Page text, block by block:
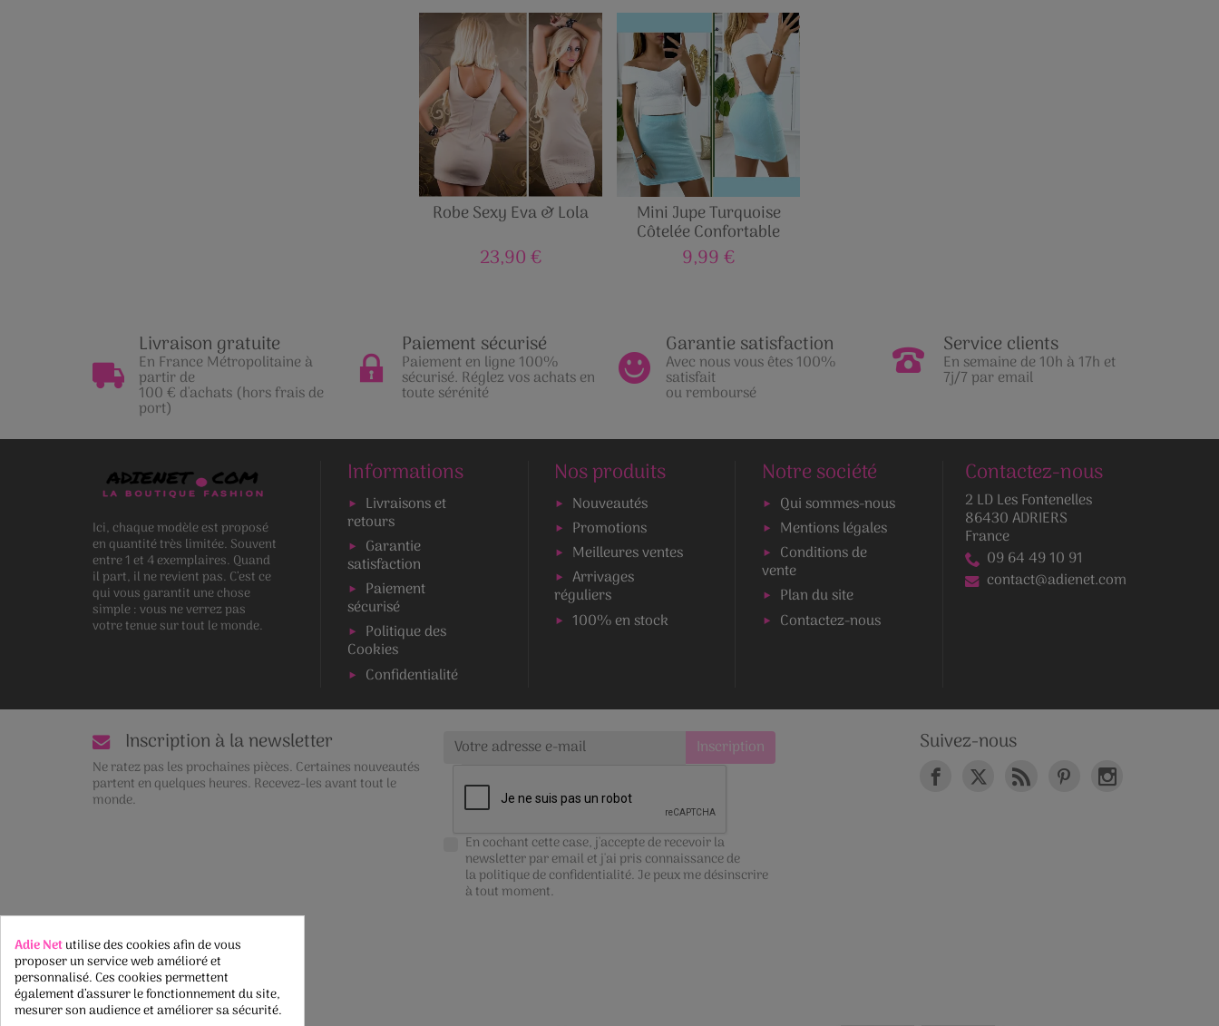
Robe Sexy Eva & Lola
23,90 €
Mini Jupe Turquoise
Côtelée Confortable
9,99 €
Livraison gratuite
En France Métropolitaine à
partir de
100 € d'achats (hors frais de
port)
Paiement sécurisé
Paiement en ligne 100%
sécurisé. Réglez vos achats en
toute sérénité
Garantie satisfaction
Avec nous vous êtes 100%
satisfait
ou remboursé
Service clients
En semaine de 10h à 17h et
7j/7 par email
Ici, chaque modèle est proposé
en quantité très limitée. Souvent
entre 1 et 4 exemplaires. Quand
il part, il ne revient pas. C’est ce
qui vous garantit une chose
simple : vous ne verrez pas
votre tenue sur tout le monde.
Informations
Livraisons et
retours
Garantie
satisfaction
Paiement
sécurisé
Politique des
Cookies
Confidentialité
Nos produits
Nouveautés
Promotions
Meilleures ventes
Arrivages
réguliers
100% en stock
Notre société
Qui sommes-nous
Mentions légales
Conditions de
vente
Plan du site
Contactez-nous
Contactez-nous
2 LD Les Fontenelles
86430 ADRIERS
France
09 64 49 10 91
contact@adienet.com
Inscription à la newsletter
Ne ratez pas les prochaines pièces. Certaines nouveautés
partent en quelques heures. Recevez-les avant tout le
monde.
En cochant cette case, j'accepte de recevoir la
newsletter par email et j'ai pris connaissance de
lapolitique de confidentialité. Je peux me désinscrire
à tout moment.
Suivez-nous
Rétractation du contrat
Suivre le statut de la rétractation
Adie Netutilise des cookies afin de vous
proposer un service web amélioré et
personnalisé. Ces cookies permettent
également d’assurer le fonctionnement du site,
mesurer son audience et améliorer sa sécurité.